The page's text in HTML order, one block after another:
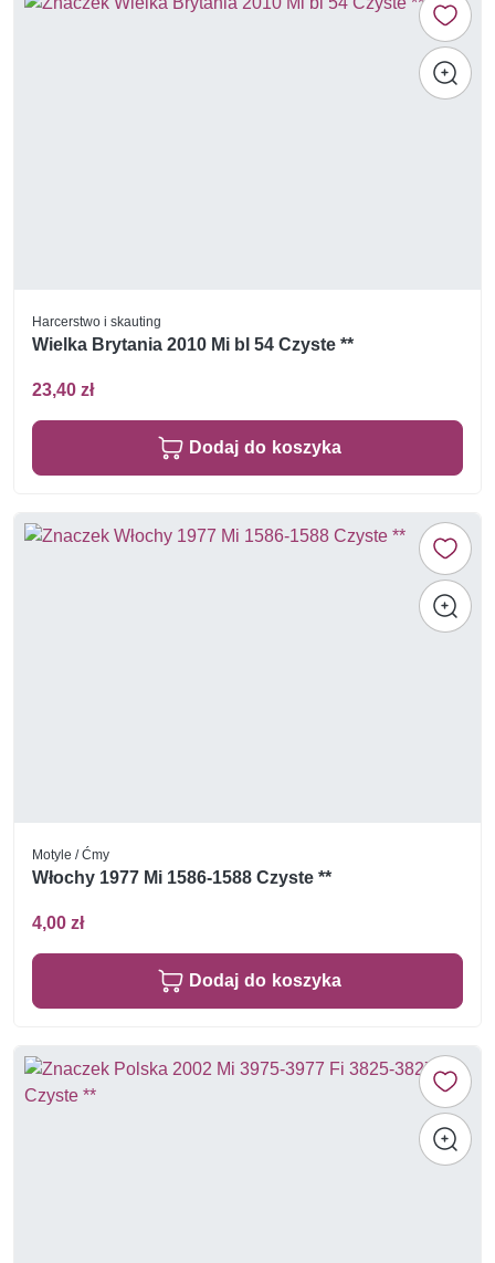
Harcerstwo i skauting
Wielka Brytania 2010 Mi bl 54 Czyste **
23,40 zł
Dodaj do koszyka
Motyle / Ćmy
Włochy 1977 Mi 1586-1588 Czyste **
4,00 zł
Dodaj do koszyka